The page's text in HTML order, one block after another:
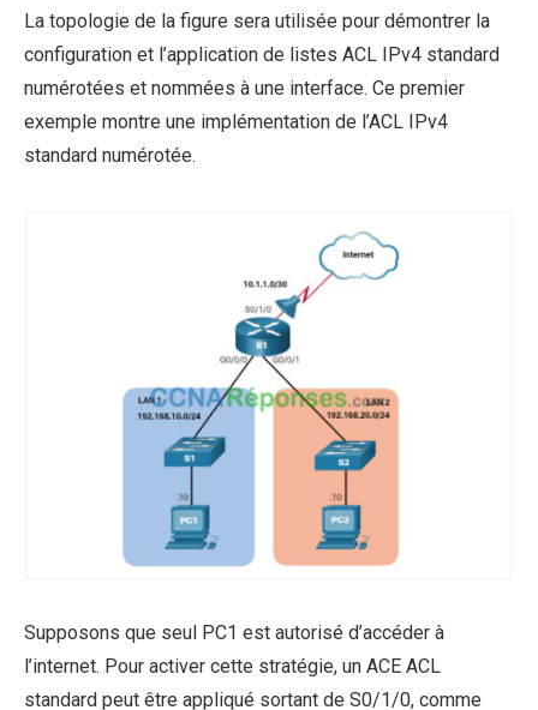
La topologie de la figure sera utilisée pour démontrer la
configuration et l’application de listes ACL IPv4 standard
numérotées et nommées à une interface. Ce premier
exemple montre une implémentation de l’ACL IPv4
standard numérotée.
Supposons que seul PC1 est autorisé d’accéder à
l’internet. Pour activer cette stratégie, un ACE ACL
standard peut être appliqué sortant de S0/1/0, comme